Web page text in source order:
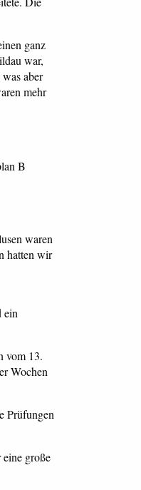
ganz
war,
aber
mehr
B
waren
hatten wir
ein
vom 13.
Wochen
Prüfungen
große